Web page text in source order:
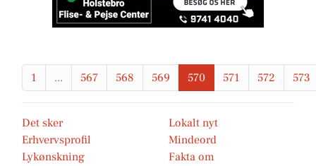
1 ... 567 568 569 570 571 572 573
Det sker
Lokalt nyt
Erhvervsprofil
Mindeord
Lykønskning
Fakta om